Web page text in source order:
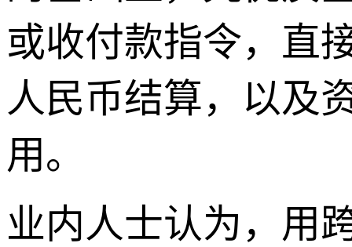
或收付款指令，直
人民币结算，以及
用。
业内人士认为，用